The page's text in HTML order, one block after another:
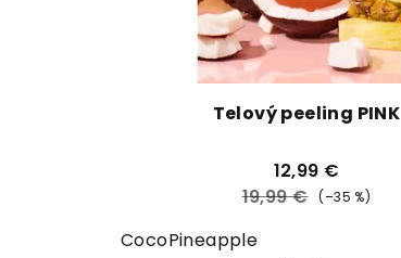
Telový peeling PINK
12,99 €
19,99 € (–35 %)
CocoPineapple